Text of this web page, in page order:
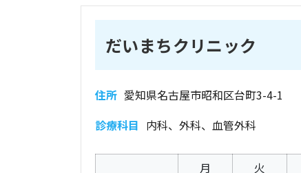
だいまちクリニック
住所 愛知県名古屋市昭和区台町3-4-1
診療科目 内科、外科、血管外科
月 火